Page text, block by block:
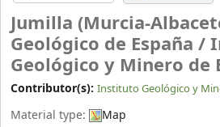
Jumilla (Murcia-
Geológico de España /
Geológico y Minero de
Contributor(s): Instituto Geológico y
Material type:
Map